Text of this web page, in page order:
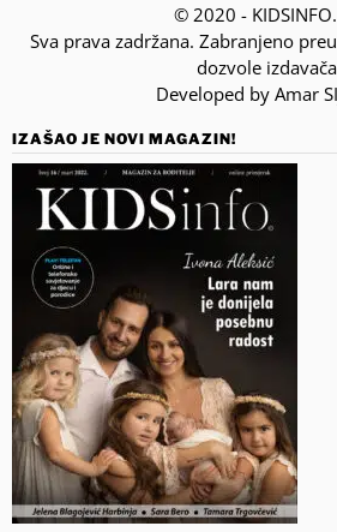
© 2020 -
Sva prava zadržana. Zabranjeno
dozvole
Developed by Amar
IZAŠAO JE NOVI MAGAZIN!